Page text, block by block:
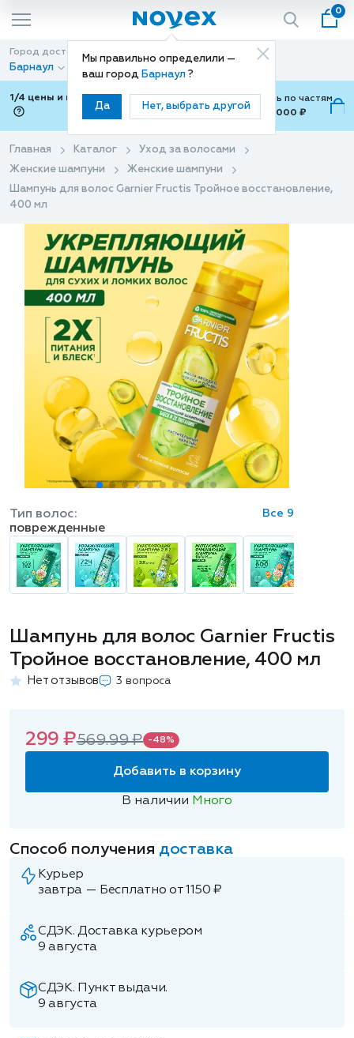
Мы правильно определили —
ваш город Барнаул ?
Да Нет, выбрать другой
0
Город доставки
Барнаул
Способ доставки
Доставка
1/4 цены и покупки ваши с Подели
Можно оплатить по частям
от 700 ₽ до 15,000 ₽
Главная Каталог
Уход за волосами
Женские шампуни
Женские шампуни
Шампунь для волос Garnier Fructis Тройное восстановление,
400 мл
Шампунь для волос Garnier Fructis
Тройное восстановление, 400 мл
Нет отзывов 3 вопроса
Тип волос:
поврежденные
Все 9
299 ₽569.99 ₽ -48%
Добавить в корзину
В наличии Много
Способ получения доставка
Курьер
завтра — Бесплатно от 1150 ₽
СДЭК. Доставка курьером
9 августа
СДЭК. Пункт выдачи.
9 августа